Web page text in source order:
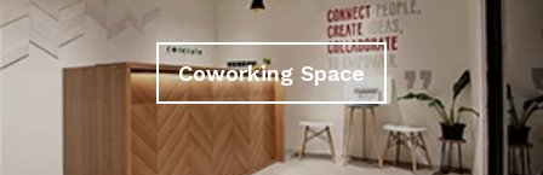
Coworking Space